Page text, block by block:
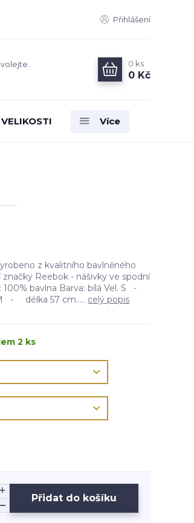
Přihlášení
0 ks
0 Kč
Více
z kvalitního bavlněného
Reebok - nášivky ve spodní
100% bavlna Barva: bílá Vel. S -
- délka 57 cm..... celý popis
2 ks
Přidat do košíku